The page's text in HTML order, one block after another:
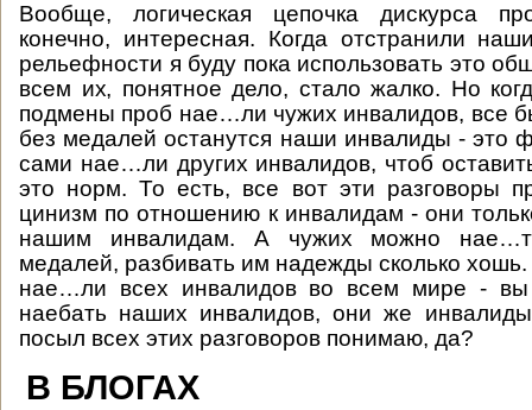
Вообще, логическая цепочка дискурса
конечно, интересная. Когда отстранили
рельефности я буду пока использовать это
всем их, понятное дело, стало жалко. Но
подмены проб нае…ли чужих инвалидов, все
без медалей останутся наши инвалиды - это
сами нае…ли других инвалидов, чтоб
это норм. То есть, все вот эти разговоры
цинизм по отношению к инвалидам - они
нашим инвалидам. А чужих можно
медалей, разбивать им надежды сколько
нае…ли всех инвалидов во всем мире -
наебать наших инвалидов, они же
посыл всех этих разговоров понимаю, да?
В БЛОГАХ